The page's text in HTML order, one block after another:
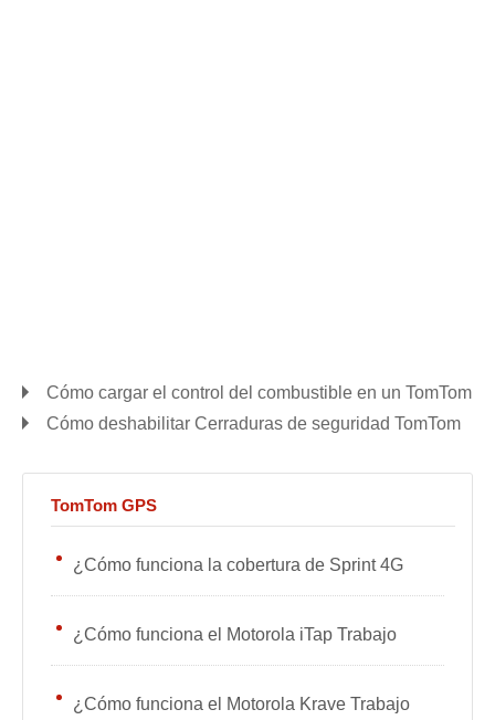
Cómo cargar el control del combustible en un TomTom
Cómo deshabilitar Cerraduras de seguridad TomTom
TomTom GPS
¿Cómo funciona la cobertura de Sprint 4G
¿Cómo funciona el Motorola iTap Trabajo
¿Cómo funciona el Motorola Krave Trabajo